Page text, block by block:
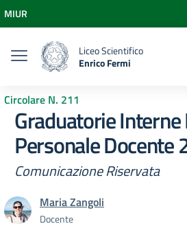
Vai al menu di navigazione
Vai al footer
MIUR
Liceo Scientifico
Enrico Fermi
Circolare N. 211
Graduatorie
Personale
Comunicazione Riservata
Maria Zangoli
Docente